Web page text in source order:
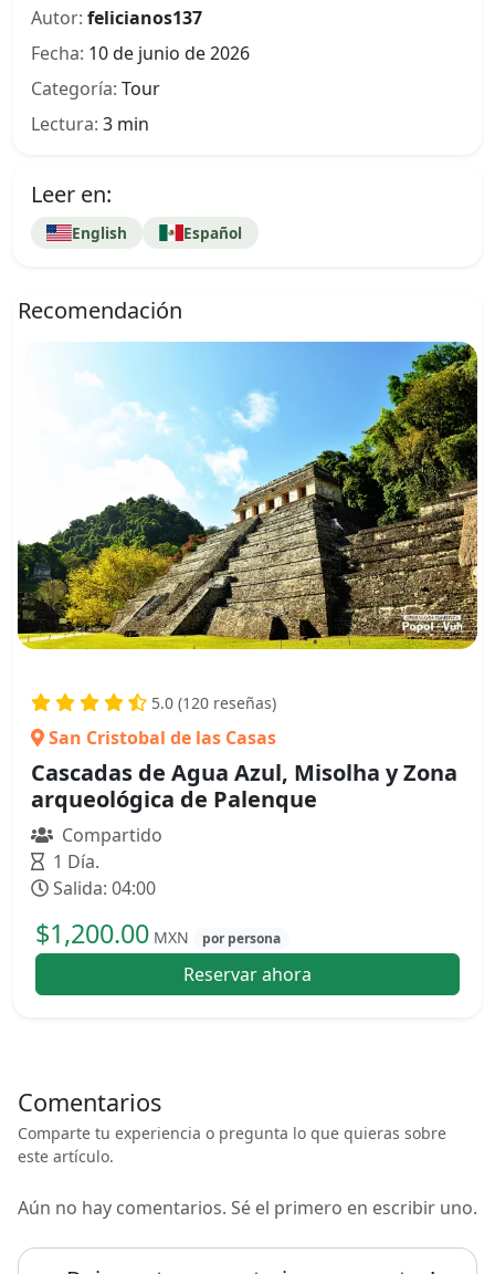
Autor: felicianos137
Fecha: 10 de junio de 2026
Categoría: Tour
Lectura: 3 min
Leer en:
English Español
Recomendación
5.0 (120 reseñas)
San Cristobal de las Casas
Cascadas de Agua Azul, Misolha y Zona
arqueológica de Palenque
Compartido
1 Día.
Salida: 04:00
$1,200.00 MXN por persona
Reservar ahora
Comentarios
Comparte tu experiencia o pregunta lo que quieras sobre
este artículo.
Aún no hay comentarios. Sé el primero en escribir uno.